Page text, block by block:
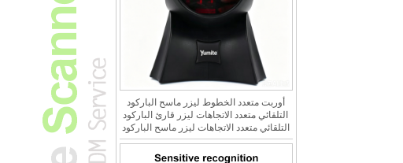
أوربت متعدد الخطوط ليزر ماسح الباركود
التلقائي متعدد الاتجاهات ليزر قارئ الباركود
التلقائي متعدد الاتجاهات ليزر ماسح الباركود